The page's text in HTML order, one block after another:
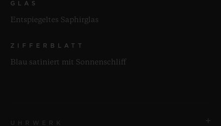
GLAS
Entspiegeltes Saphirglas
ZIFFERBLATT
Blau satiniert mit Sonnenschliff